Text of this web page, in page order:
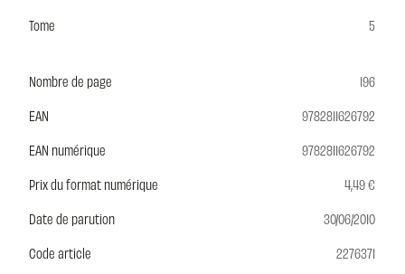
Tome
5
Nombre de page
196
EAN
9782811626792
EAN numérique
9782811626792
Prix du format numérique
4,49 €
Date de parution
30/06/2010
Code article
2276371